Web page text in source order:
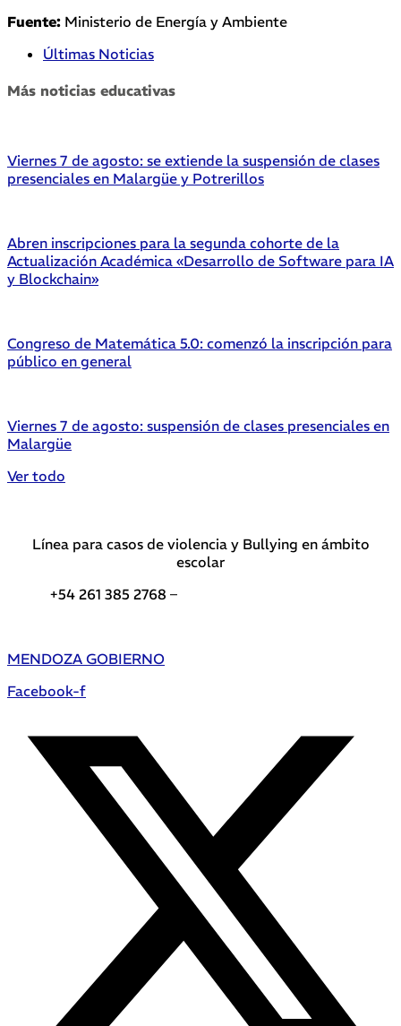
Fuente: Ministerio de Energía y Ambiente
Últimas Noticias
Más noticias educativas
Viernes 7 de agosto: se extiende la suspensión de clases
presenciales en Malargüe y Potrerillos
Abren inscripciones para la segunda cohorte de la
Actualización Académica «Desarrollo de Software para IA
y Blockchain»
Congreso de Matemática 5.0: comenzó la inscripción para
público en general
Viernes 7 de agosto: suspensión de clases presenciales en
Malargüe
Ver todo
Línea para casos de violencia y Bullying en ámbito
escolar
+54 261 385 2768 –
MENDOZA GOBIERNO
Facebook-f